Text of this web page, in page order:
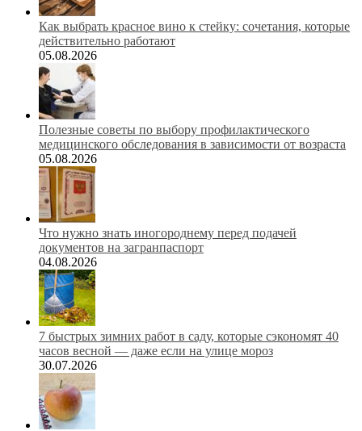
Как выбрать красное вино к стейку: сочетания, которые
действительно работают
05.08.2026
Полезные советы по выбору профилактического
медицинского обследования в зависимости от возраста
05.08.2026
Что нужно знать иногороднему перед подачей
документов на загранпаспорт
04.08.2026
7 быстрых зимних работ в саду, которые сэкономят 40
часов весной — даже если на улице мороз
30.07.2026